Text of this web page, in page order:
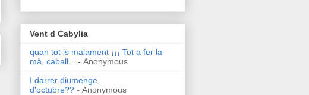
Vent d Cabylia
quan tot is malament ¡¡¡ Tot a fer la
mà, caball...
- Anonymous
I darrer diumenge
d'octubre?? - Anonymous